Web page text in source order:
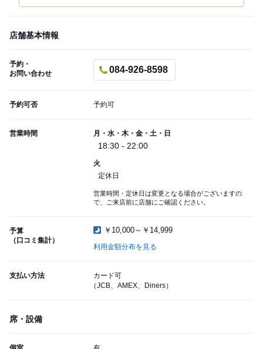
店舗基本情報
予約・
お問い合わせ
084-926-8598
予約可否 予約可
営業時間 月・水・木・金・土・日
18:30 - 22:00
火
定休日
営業時間・定休日は変更となる場合がございますの
で、ご来店前に店舗にご確認ください。
予算
（口コミ集計）
￥10,000～￥14,999
利用金額分布を見る
支払い方法
カード可
（JCB、AMEX、Diners）
席・設備